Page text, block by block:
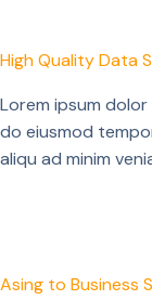
High Quality Data
Lorem ipsum
do eiusmod
aliqu ad minim
Asing to Business